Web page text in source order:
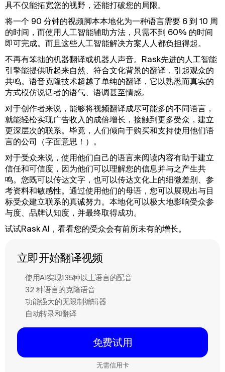
具不仅能拓宽您的视野，还能打破您的局限。
将一个 90 分钟的视频脚本本地化为一种语言需要 6 到 10 周
的时间，而使用人工智能辅助方法，只需不到 60% 的时间
即可完成。而且这些人工智能解决方案人人都负担得起。
不再有笨拙的机器翻译或机器人声音。Rask先进的人工智能
引擎能提供听起来自然、符合文化背景的翻译，引起观众的
共鸣。语音克隆技术超越了单纯的翻译，它以熟悉而真实的
方式模仿说话者的语气、语调甚至情感。
对于创作者来说，能够将视频翻译成尽可能多的不同语言，
就能轻松实现广告收入的成倍增长，接触到更多受众，建立
更深层次的联系。毕竟，人们倾向于购买和支持使用他们语
言的公司（字面意思！）。
对于受众来说，使用他们自己的语言来阅读内容有助于建立
信任和可信度，因为他们可以理解您的信息并与之产生共
鸣。您既可以传达文字，也可以传达文化上的细微差别、参
考资料和敏感性。通过使用他们的母语，您可以展现出与目
标受众建立联系的真诚努力。本地化可以极大地影响受众参
与度、品牌认知度，并最终取得成功。
试试Rask AI，看看您的受众会有前所未有的增长。
立即开始翻译视频
使用AI实现135种以上语言的配音
32 种语言的克隆语音
功能强大的无限制编辑器
自动转录和翻译
免费试用
无需信用卡